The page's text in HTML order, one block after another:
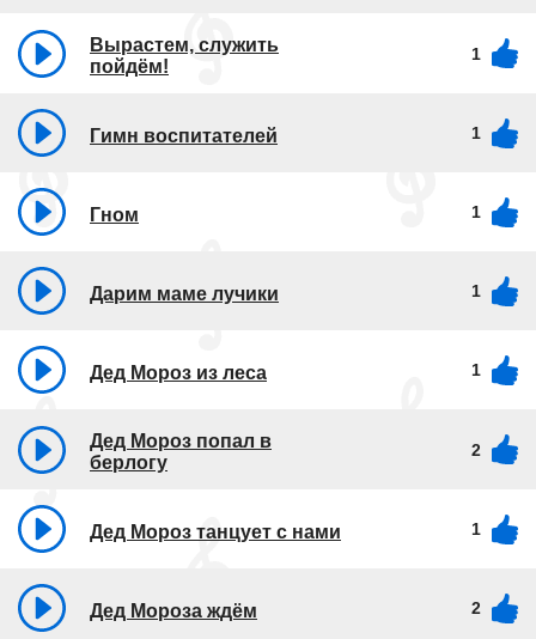
Вырастем, служить
пойдём!
1
Гимн воспитателей 1
Гном 1
Дарим маме лучики 1
Дед Мороз из леса 1
Дед Мороз попал в
берлогу
2
Дед Мороз танцует с нами 1
Дед Мороза ждём 2